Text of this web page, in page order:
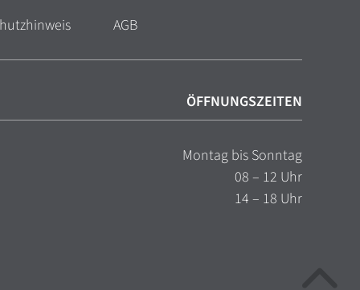
AGB
ÖFFNUNGSZEITEN
Montag bis Sonntag
08 – 12 Uhr
14 – 18 Uhr